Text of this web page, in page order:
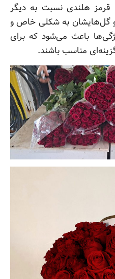
هلندی نسبت به دیگر
و گل‌هایشان به شکلی خاص و
باعث می‌شود که برای
مناسب باشند.